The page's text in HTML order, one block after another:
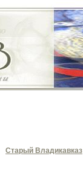
Старый Владикавказ